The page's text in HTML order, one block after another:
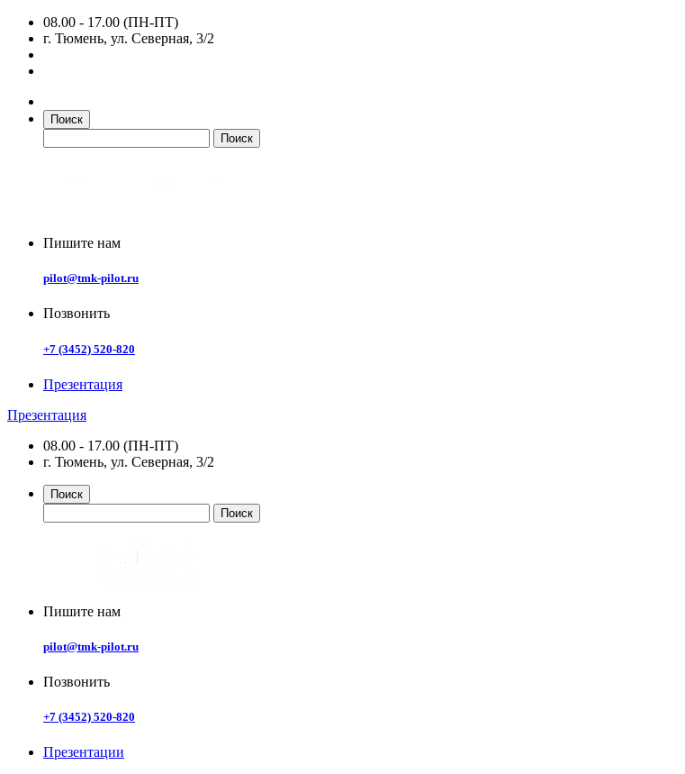
08.00 - 17.00 (ПН-ПТ)
г. Тюмень, ул. Северная, 3/2
Поиск
Пишите нам
pilot@tmk-pilot.ru
Позвонить
+7 (3452) 520-820
Презентация
Презентация
08.00 - 17.00 (ПН-ПТ)
г. Тюмень, ул. Северная, 3/2
Поиск
Пишите нам
pilot@tmk-pilot.ru
Позвонить
+7 (3452) 520-820
Презентации